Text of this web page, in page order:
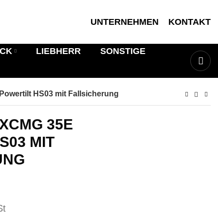
UNTERNEHMEN KONTAKT
LIEBHERR SONSTIGE
HS03 mit Fallsicherung
35E
MIT